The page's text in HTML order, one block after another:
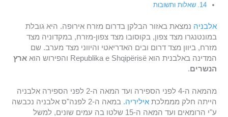
שאלות ותשובות
אלבניה נמצאת באזור הבלקן בדרום מזרח אירופה. היא גובלת
במונטנגרו מצד צפון, בקוסובו מצד צפון-מזרח, במקדוניה מצד
מזרח, ביוון מצד דרום ובים האדריאטי והיווני מצד מערב. שם
המדינה באלבנית הוא Republika e Shqipërisë והפירוש הוא
ארץ
הנשרים.
מהמאה ה-4 לפני הספירה ועד המאה ה-2 לפני הספירה אלבניה
הייתה חלק מממלכתאיליריה.
במאה ה-2 לפנה"ס אלבניה נכבשה
ע"י הרומאים ועד המאה ה-15 שלטו בה עמים שונים, למשל